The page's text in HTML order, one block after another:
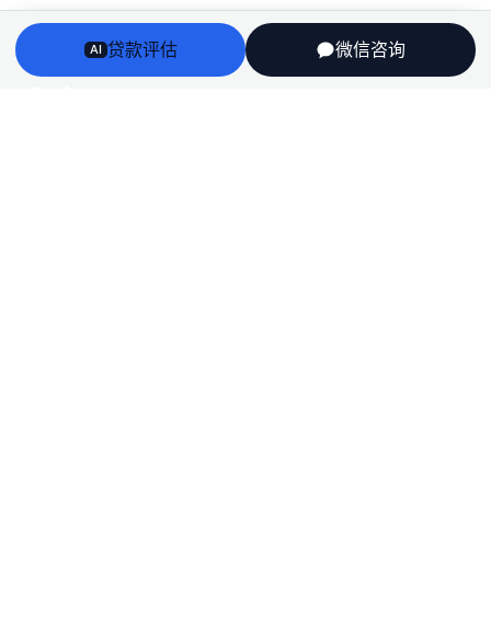
AI 贷款评估 微信咨询